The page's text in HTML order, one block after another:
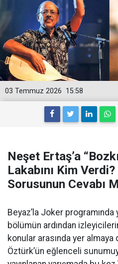
15:58
03 Temmuz 2026
Neşet Ertaş’a
Lakabını Kim
Sorusunun Cevabı
Beyaz’la Joker
bölümün ardından
konular arasında yer almaya
Öztürk’ün eğlenceli